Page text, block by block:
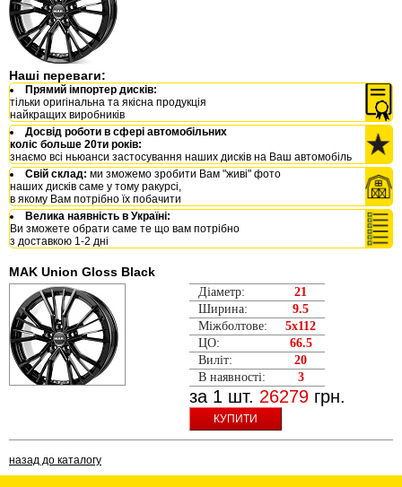
Наші переваги:
Прямий імпортер дисків:
тільки оригінальна та якісна продукція
найкращих виробників
Досвід роботи в сфері автомобільних
коліс больше 20ти років:
знаємо всі ньюанси застосування наших дисків на Ваш автомобіль
Свій склад: ми зможемо зробити Вам "живі" фото
наших дисків саме у тому ракурсі,
в якому Вам потрібно їх побачити
Велика наявність в Україні:
Ви зможете обрати саме те що вам потрібно
з доставкою 1-2 дні
MAK Union Gloss Black
Діаметр:
21
Ширина:
9.5
Міжболтове:
5x112
ЦО:
66.5
Виліт:
20
В наявності:
3
за 1 шт. 26279 грн.
КУПИТИ
назад до каталогу